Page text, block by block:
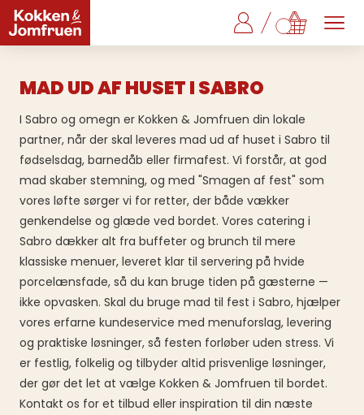
MAD UD AF HUSET I SABRO
I Sabro og omegn er Kokken & Jomfruen din lokale
partner, når der skal leveres mad ud af huset i Sabro til
fødselsdag, barnedåb eller firmafest. Vi forstår, at god
mad skaber stemning, og med "Smagen af fest" som
vores løfte sørger vi for retter, der både vækker
genkendelse og glæde ved bordet. Vores catering i
Sabro dækker alt fra buffeter og brunch til mere
klassiske menuer, leveret klar til servering på hvide
porcelænsfade, så du kan bruge tiden på gæsterne —
ikke opvasken. Skal du bruge mad til fest i Sabro, hjælper
vores erfarne kundeservice med menuforslag, levering
og praktiske løsninger, så festen forløber uden stress. Vi
er festlig, folkelig og tilbyder altid prisvenlige løsninger,
der gør det let at vælge Kokken & Jomfruen til bordet.
Kontakt os for et tilbud eller inspiration til din næste